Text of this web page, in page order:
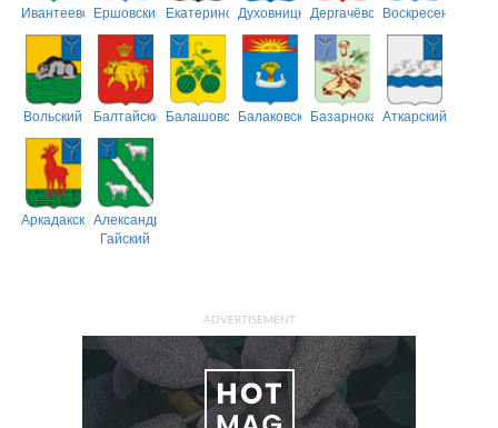
ИвантеевскийЕршовский ЕкатериновскийДуховницкийДергачёвскийВоскресенский
Вольский БалтайскийБалашовскийБалаковскийБазарнокарабулакский
Аткарский
АркадакскийАлександрово-
Гайский
ADVERTISEMENT